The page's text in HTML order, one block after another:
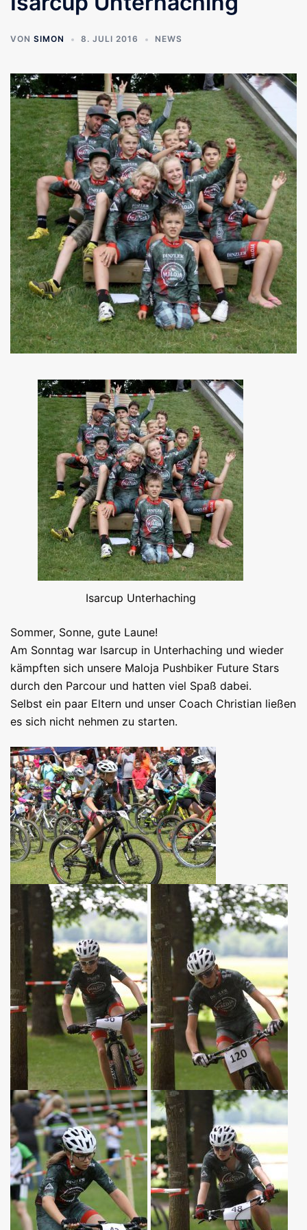
VON SIMON 8. JULI 2016 NEWS
Isarcup Unterhaching
Sommer, Sonne, gute Laune!
Am Sonntag war Isarcup in Unterhaching und wieder
kämpften sich unsere Maloja Pushbiker Future Stars
durch den Parcour und hatten viel Spaß dabei.
Selbst ein paar Eltern und unser Coach Christian ließen
es sich nicht nehmen zu starten.